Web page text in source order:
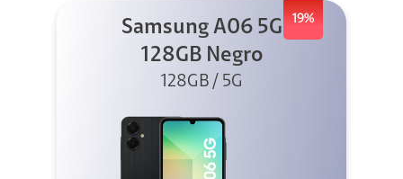
19%
Samsung A06 5G
128GB Negro
128GB / 5G